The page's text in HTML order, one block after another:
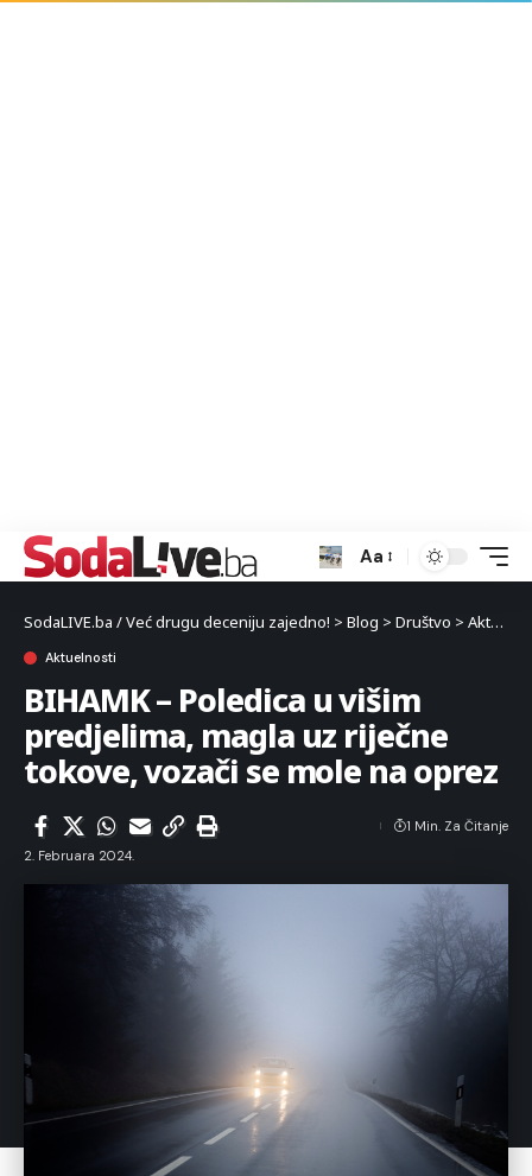
Aa
SodaLIVE.ba / Već drugu deceniju zajedno! > Blog > Društvo > Aktuelnosti
Aktuelnosti
BIHAMK – Poledica u višim
predjelima, magla uz riječne
tokove, vozači se mole na oprez
2. Februara 2024.
1 Min. Za Čitanje